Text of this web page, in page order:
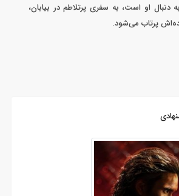
دنبال او است، به سفری پرتلاطم در بیابان،
پرتاب می‌شود.